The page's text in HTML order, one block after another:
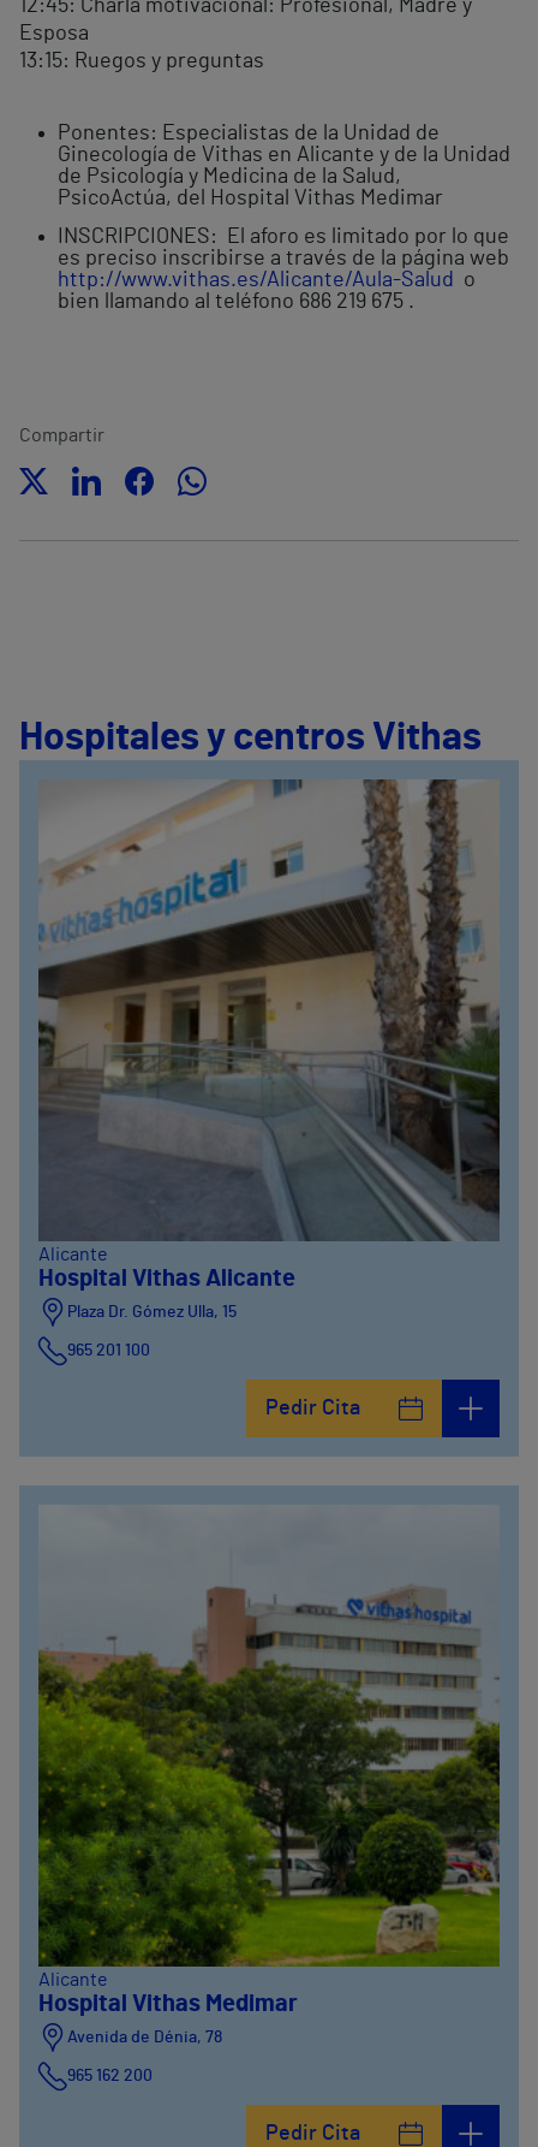
12:45: Charla motivacional: Profesional, Madre y
Esposa
13:15: Ruegos y preguntas
Ponentes: Especialistas de la Unidad de
Ginecología de Vithas en Alicante y de la Unidad
de Psicología y Medicina de la Salud,
PsicoActúa, del Hospital Vithas Medimar
INSCRIPCIONES: El aforo es limitado por lo que
es preciso inscribirse a través de la página web
http://www.vithas.es/Alicante/Aula-Salud
o
bien llamando al teléfono 686 219 675 .
Compartir
Hospitales y centros Vithas
Alicante
Hospital Vithas Alicante
Plaza Dr. Gómez Ulla, 15
965 201 100
Pedir Cita
Alicante
Hospital Vithas Medimar
Avenida de Dénia, 78
965 162 200
Pedir Cita